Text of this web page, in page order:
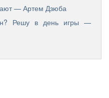
— Артем Дзюба
Решу в день игры —